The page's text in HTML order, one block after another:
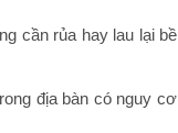
cần rủa hay lau lại bề
địa bàn có nguy cơ